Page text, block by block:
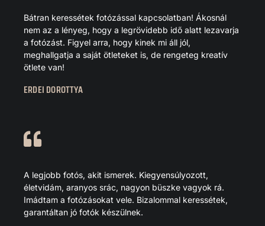
Bátran keressétek fotózással kapcsolatban! Ákosnál
nem az a lényeg, hogy a legrövidebb idő alatt lezavarja
a fotózást. Figyel arra, hogy kinek mi áll jól,
meghallgatja a saját ötleteket is, de rengeteg kreatív
ötlete van!
ERDEI DOROTTYA
A legjobb fotós, akit ismerek. Kiegyensúlyozott,
életvidám, aranyos srác, nagyon büszke vagyok rá.
Imádtam a fotózásokat vele. Bizalommal keressétek,
garantáltan jó fotók készülnek.